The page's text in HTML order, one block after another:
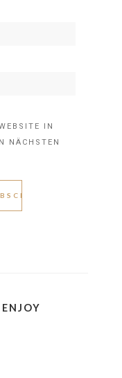
IN
NÄCHSTEN